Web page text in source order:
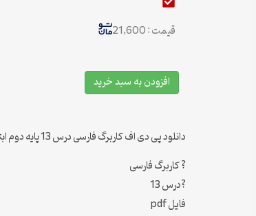
قیمت : 21,600
افزودن به سبد خرید
دانلود پی دی اف کاربرگ فارسی درس 13 پایه دوم ابتدایی
? کاربرگ فارسی
?درس 13
فایل pdf